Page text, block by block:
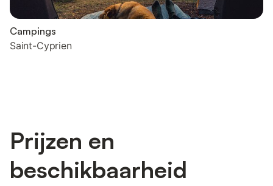
Campings
Saint-Cyprien
Prijzen en
beschikbaarheid